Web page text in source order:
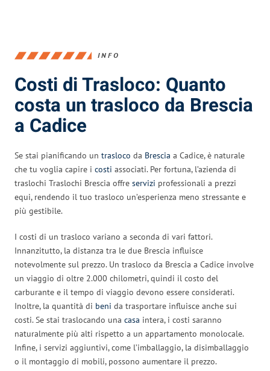
INFO
Costi di Trasloco: Quanto
costa un trasloco da Brescia
a Cadice
Se stai pianificando un trasloco da Brescia a Cadice, è naturale
che tu voglia capire i costi associati. Per fortuna, l’azienda di
traslochi Traslochi Brescia offre servizi professionali a prezzi
equi, rendendo il tuo trasloco un’esperienza meno stressante e
più gestibile.
I costi di un trasloco variano a seconda di vari fattori.
Innanzitutto, la distanza tra le due Brescia influisce
notevolmente sul prezzo. Un trasloco da Brescia a Cadice involve
un viaggio di oltre 2.000 chilometri, quindi il costo del
carburante e il tempo di viaggio devono essere considerati.
Inoltre, la quantità di beni da trasportare influisce anche sui
costi. Se stai traslocando una casa intera, i costi saranno
naturalmente più alti rispetto a un appartamento monolocale.
Infine, i servizi aggiuntivi, come l’imballaggio, la disimballaggio
o il montaggio di mobili, possono aumentare il prezzo.